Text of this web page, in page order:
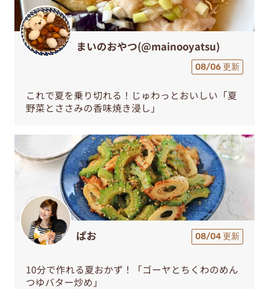
まいのおやつ(@mainooyatsu)
08/06 更新
これで夏を乗り切れる！じゅわっとおいしい「夏
野菜とささみの香味焼き浸し」
ぱお 08/04 更新
10分で作れる夏おかず！「ゴーヤとちくわのめん
つゆバター炒め」